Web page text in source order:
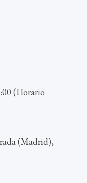
(Horario
(Madrid),